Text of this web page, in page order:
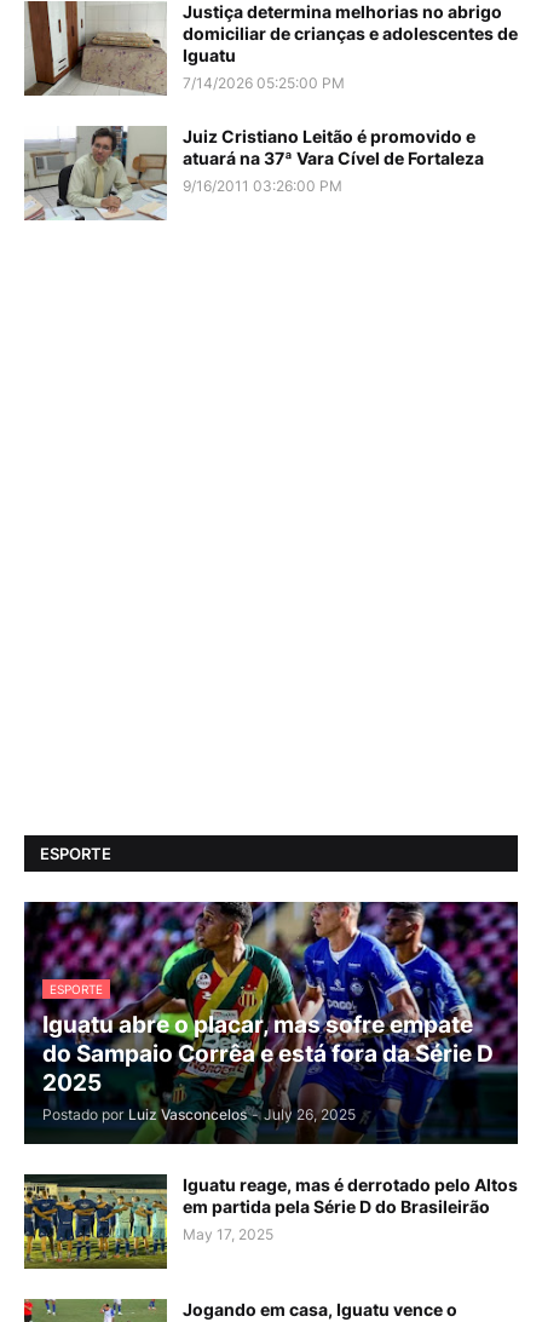
Justiça determina melhorias no abrigo
domiciliar de crianças e adolescentes de
Iguatu
7/14/2026 05:25:00 PM
Juiz Cristiano Leitão é promovido e
atuará na 37ª Vara Cível de Fortaleza
9/16/2011 03:26:00 PM
ESPORTE
ESPORTE
Iguatu abre o placar, mas sofre empate
do Sampaio Corrêa e está fora da Série D
2025
Postado por Luiz Vasconcelos - July 26, 2025
Iguatu reage, mas é derrotado pelo Altos
em partida pela Série D do Brasileirão
May 17, 2025
Jogando em casa, Iguatu vence o